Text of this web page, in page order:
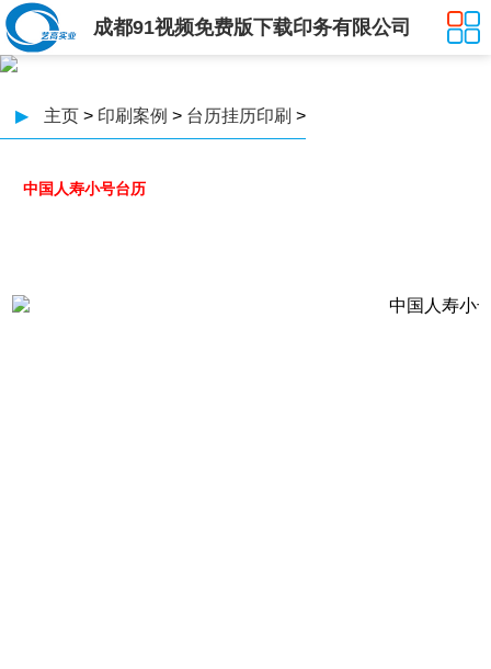
成都91视频免费版下载印务有限公司
▶ 主页 > 印刷案例 > 台历挂历印刷 >
中国人寿小号台历